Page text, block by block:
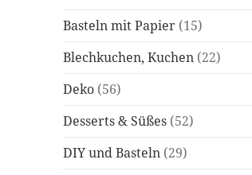
Basteln mit Papier (15)
Blechkuchen, Kuchen (22)
Deko (56)
Desserts & Süßes (52)
DIY und Basteln (29)